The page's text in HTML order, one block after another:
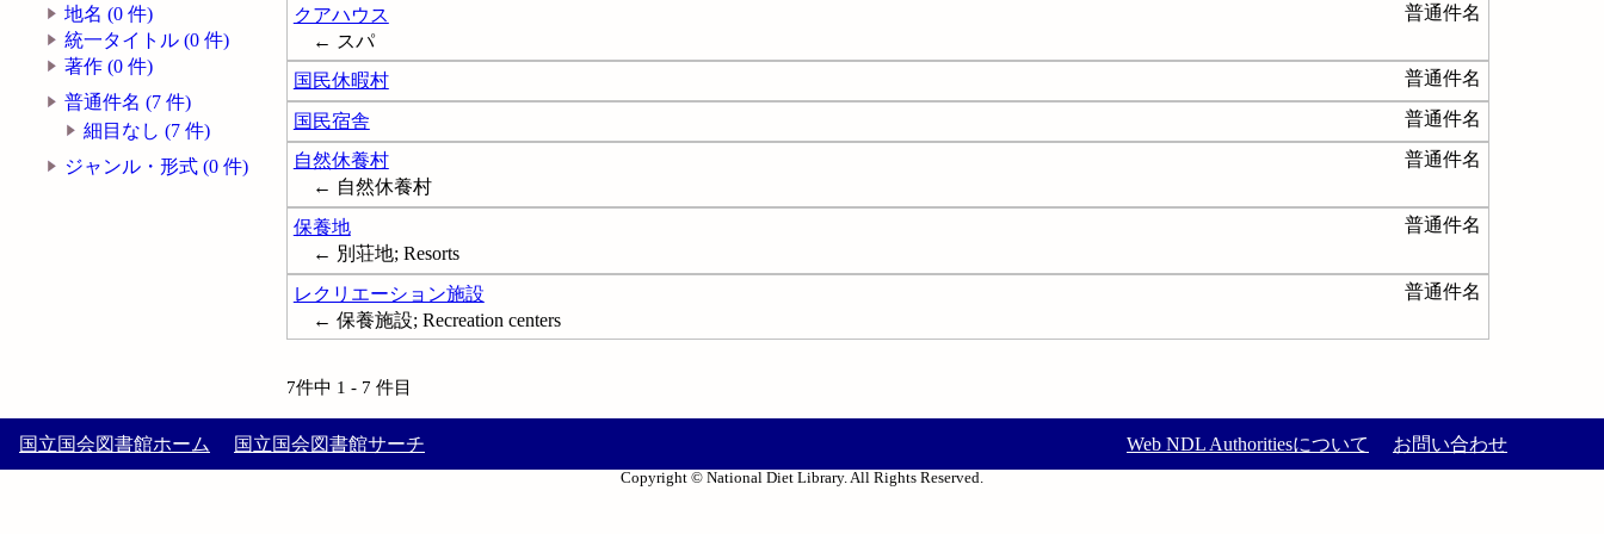
地名 (0 件)
統一タイトル (0 件)
著作 (0 件)
普通件名 (7 件)
細目なし (7 件)
ジャンル・形式 (0 件)
クアハウス
普通件名
← スパ
国民休暇村
普通件名
国民宿舎 普通件名
自然休養村
普通件名
← 自然休養村
保養地
普通件名
← 別荘地; Resorts
レクリエーション施設
普通件名
← 保養施設; Recreation centers
7件中 1 - 7 件目
国立国会図書館ホーム 国立国会図書館サーチ Web NDL Authoritiesについて お問い合わせ
Copyright © National Diet Library. All Rights Reserved.